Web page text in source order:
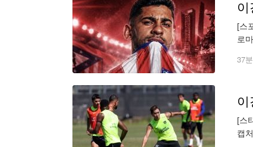
[스
로
37
[스
캡